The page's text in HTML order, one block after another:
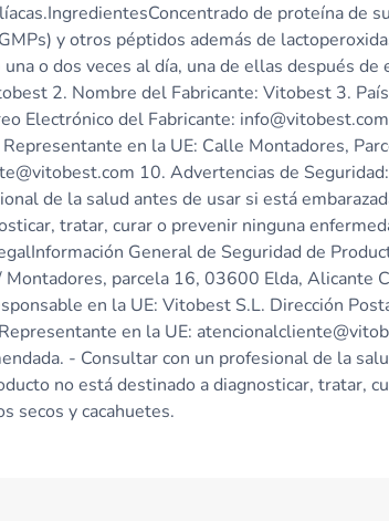
de proteína
y otros péptidos además de
o dos veces al día, una de ellas después
2. Nombre del Fabricante: Vitobest 3.
Electrónico del Fabricante:
en la UE: Calle Montadores,
10. Advertencias de
de la salud antes de usar si está
tratar, curar o prevenir ninguna
General de Seguridad de
Montadores, parcela 16, 03600 Elda,
en la UE: Vitobest S.L. Dirección
en la UE:
- Consultar con un profesional de la
no está destinado a diagnosticar, tratar,
secos y cacahuetes.